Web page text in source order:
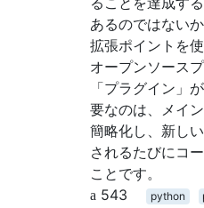
あるのではない
拡張ポイントを
オープンソース
「プラグイン」
要なのは、メイ
簡略化し、新し
されるたびにコ
ことです。
543
python